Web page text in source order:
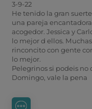
3-9-22
He tenido la gran
una pareja
acogedor. Jessica y
lo mejor d ellos.
rinconcito con gente
lo mejor.
Pelegrinos si podeis no
Domingo, vale la pena